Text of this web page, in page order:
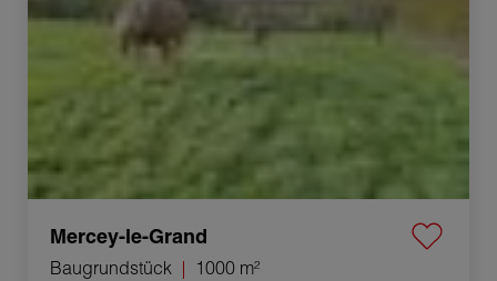
Mercey-le-Grand
Baugrundstück
1000 m²